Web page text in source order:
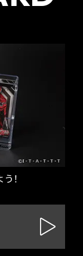
！